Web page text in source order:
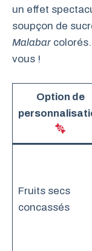
un effet
soupçon de
Malabarcolorés.
vous !
Option de
Fruits secs
concassés